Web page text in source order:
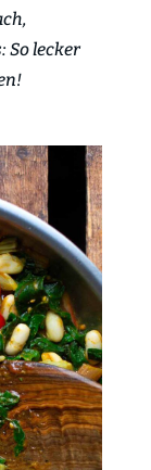
So lecker